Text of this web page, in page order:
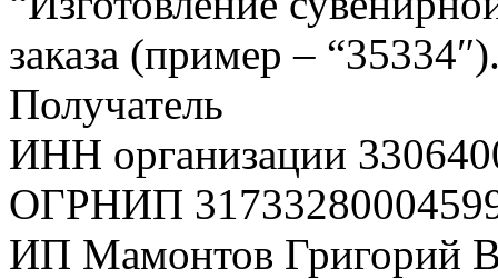
заказа (пример –
Получатель
ИНН организации
ОГРНИП
ИП Мамонтов Григорий